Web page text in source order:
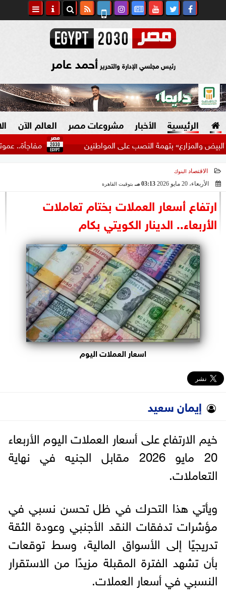
رئيس مجلسي الإدارة والتحرير أحمد عامر
الرئيسية الأخبار
السياسة
الرئاسة
البرلمان
الوزارات
الأحزاب
مشروعات مصر العالم الآن
مفاجأة.. عموتة يُحدد بتهمة النصب على المواطنين
الاقتصاد البنوك
الأربعاء، 20 مايو 2026 03:13 مـ بتوقيت القاهرة
ارتفاع أسعار العملات بختام تعاملات
الأربعاء.. الدينار الكويتي بكام
اسعار العملات اليوم
إيمان سعيد
خيم الارتفاع على أسعار العملات اليوم الأربعاء
20 مايو 2026 مقابل الجنيه في نهاية
التعاملات.
ويأتي هذا التحرك في ظل تحسن نسبي في
مؤشرات تدفقات النقد الأجنبي وعودة الثقة
تدريجيًا إلى الأسواق المالية، وسط توقعات
بأن تشهد الفترة المقبلة مزيدًا من الاستقرار
النسبي في أسعار العملات.